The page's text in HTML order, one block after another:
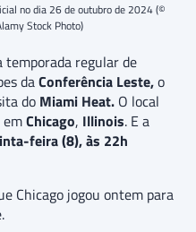
no dia 26 de outubro de 2024 (©
Stock Photo)
regular de
daConferência Leste,o
do Miami Heat. O local
emChicago, Illinois. E a
feira (8), às 22h
Chicago jogou ontem para